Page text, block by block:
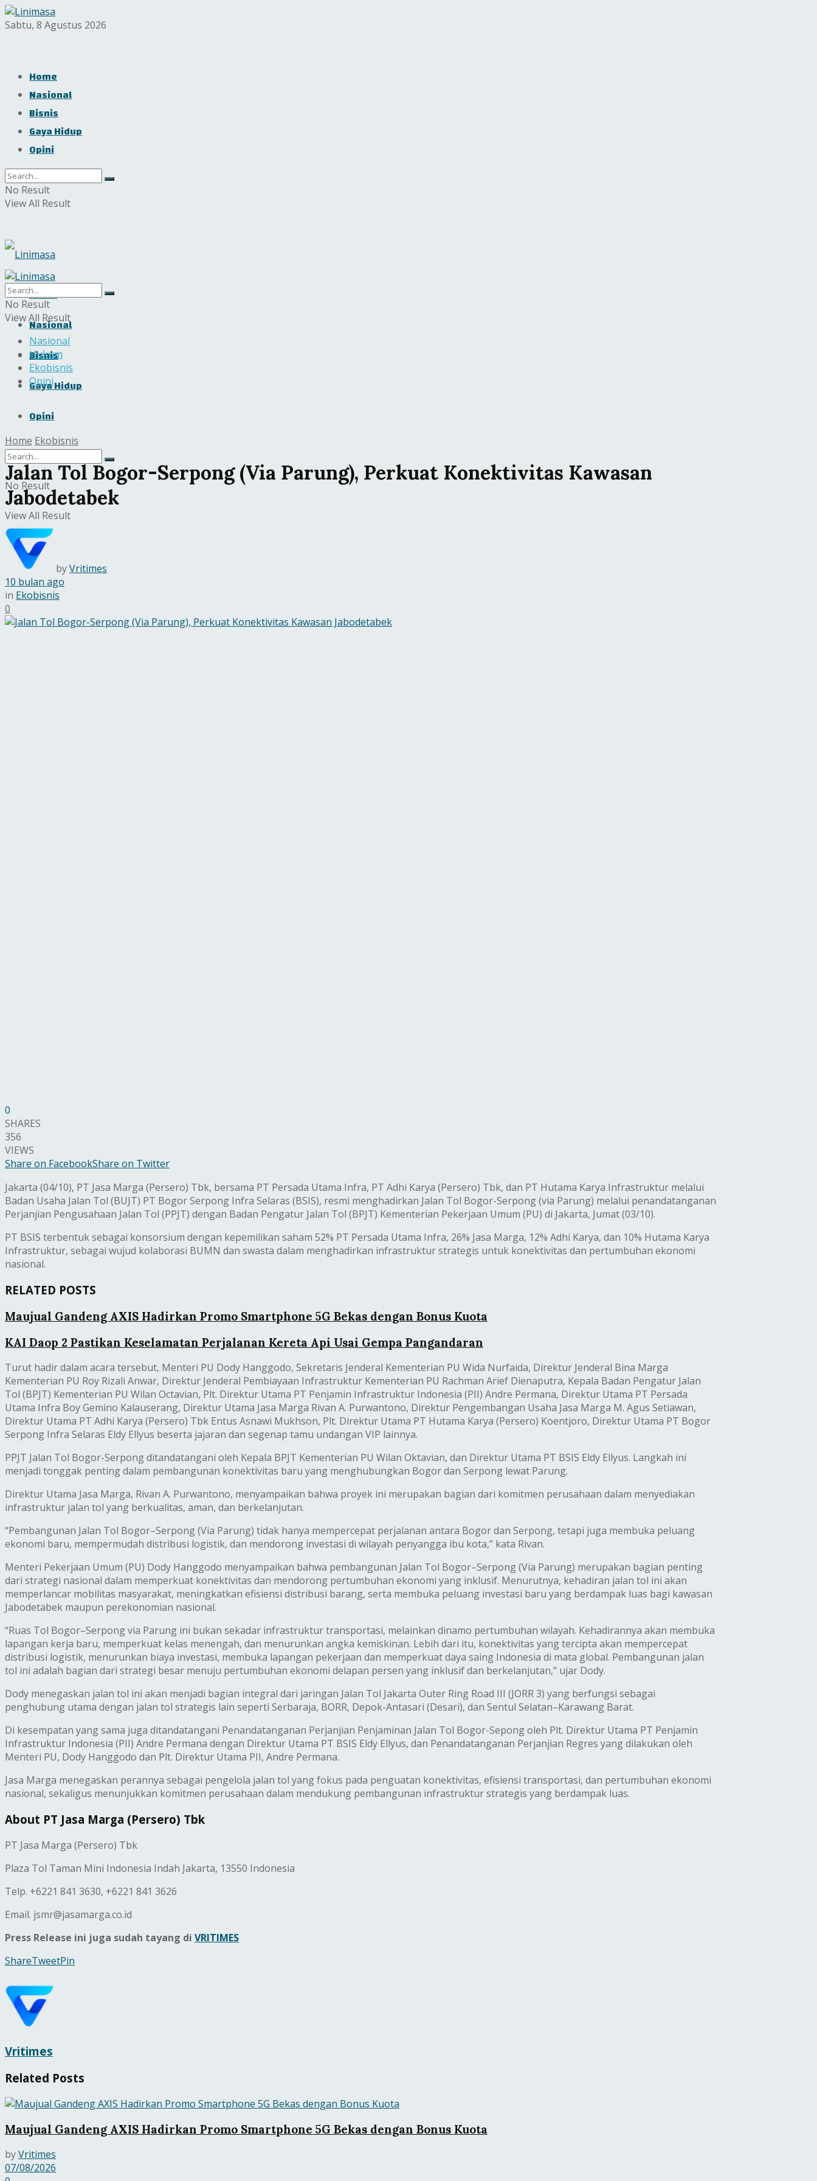
Sabtu, 8 Agustus 2026
Home
Nasional
Bisnis
Gaya Hidup
Opini
No Result
View All Result
Home
Nasional
Bisnis
Gaya Hidup
Opini
No Result
View All Result
No Result
View All Result
Nasional
Hukum
Ekobisnis
Opini
Home Ekobisnis
Jalan Tol Bogor-Serpong (Via Parung), Perkuat Konektivitas Kawasan
Jabodetabek
byVritimes
10 bulan ago
in Ekobisnis
0
0
SHARES
356
VIEWS
Share on FacebookShare on Twitter
Jakarta (04/10), PT Jasa Marga (Persero) Tbk, bersama PT Persada Utama Infra, PT Adhi Karya (Persero) Tbk, dan PT Hutama Karya Infrastruktur melalui
Badan Usaha Jalan Tol (BUJT) PT Bogor Serpong Infra Selaras (BSIS), resmi menghadirkan Jalan Tol Bogor-Serpong (via Parung) melalui penandatanganan
Perjanjian Pengusahaan Jalan Tol (PPJT) dengan Badan Pengatur Jalan Tol (BPJT) Kementerian Pekerjaan Umum (PU) di Jakarta, Jumat (03/10).
PT BSIS terbentuk sebagai konsorsium dengan kepemilikan saham 52% PT Persada Utama Infra, 26% Jasa Marga, 12% Adhi Karya, dan 10% Hutama Karya
Infrastruktur, sebagai wujud kolaborasi BUMN dan swasta dalam menghadirkan infrastruktur strategis untuk konektivitas dan pertumbuhan ekonomi
nasional.
RELATED POSTS
Maujual Gandeng AXIS Hadirkan Promo Smartphone 5G Bekas dengan Bonus Kuota
KAI Daop 2 Pastikan Keselamatan Perjalanan Kereta Api Usai Gempa Pangandaran
Turut hadir dalam acara tersebut, Menteri PU Dody Hanggodo, Sekretaris Jenderal Kementerian PU Wida Nurfaida, Direktur Jenderal Bina Marga
Kementerian PU Roy Rizali Anwar, Direktur Jenderal Pembiayaan Infrastruktur Kementerian PU Rachman Arief Dienaputra, Kepala Badan Pengatur Jalan
Tol (BPJT) Kementerian PU Wilan Octavian, Plt. Direktur Utama PT Penjamin Infrastruktur Indonesia (PII) Andre Permana, Direktur Utama PT Persada
Utama Infra Boy Gemino Kalauserang, Direktur Utama Jasa Marga Rivan A. Purwantono, Direktur Pengembangan Usaha Jasa Marga M. Agus Setiawan,
Direktur Utama PT Adhi Karya (Persero) Tbk Entus Asnawi Mukhson, Plt. Direktur Utama PT Hutama Karya (Persero) Koentjoro, Direktur Utama PT Bogor
Serpong Infra Selaras Eldy Ellyus beserta jajaran dan segenap tamu undangan VIP lainnya.
PPJT Jalan Tol Bogor-Serpong ditandatangani oleh Kepala BPJT Kementerian PU Wilan Oktavian, dan Direktur Utama PT BSIS Eldy Ellyus. Langkah ini
menjadi tonggak penting dalam pembangunan konektivitas baru yang menghubungkan Bogor dan Serpong lewat Parung.
Direktur Utama Jasa Marga, Rivan A. Purwantono, menyampaikan bahwa proyek ini merupakan bagian dari komitmen perusahaan dalam menyediakan
infrastruktur jalan tol yang berkualitas, aman, dan berkelanjutan.
“Pembangunan Jalan Tol Bogor–Serpong (Via Parung) tidak hanya mempercepat perjalanan antara Bogor dan Serpong, tetapi juga membuka peluang
ekonomi baru, mempermudah distribusi logistik, dan mendorong investasi di wilayah penyangga ibu kota,” kata Rivan.
Menteri Pekerjaan Umum (PU) Dody Hanggodo menyampaikan bahwa pembangunan Jalan Tol Bogor–Serpong (Via Parung) merupakan bagian penting
dari strategi nasional dalam memperkuat konektivitas dan mendorong pertumbuhan ekonomi yang inklusif. Menurutnya, kehadiran jalan tol ini akan
memperlancar mobilitas masyarakat, meningkatkan efisiensi distribusi barang, serta membuka peluang investasi baru yang berdampak luas bagi kawasan
Jabodetabek maupun perekonomian nasional.
“Ruas Tol Bogor–Serpong via Parung ini bukan sekadar infrastruktur transportasi, melainkan dinamo pertumbuhan wilayah. Kehadirannya akan membuka
lapangan kerja baru, memperkuat kelas menengah, dan menurunkan angka kemiskinan. Lebih dari itu, konektivitas yang tercipta akan mempercepat
distribusi logistik, menurunkan biaya investasi, membuka lapangan pekerjaan dan memperkuat daya saing Indonesia di mata global. Pembangunan jalan
tol ini adalah bagian dari strategi besar menuju pertumbuhan ekonomi delapan persen yang inklusif dan berkelanjutan,” ujar Dody.
Dody menegaskan jalan tol ini akan menjadi bagian integral dari jaringan Jalan Tol Jakarta Outer Ring Road III (JORR 3) yang berfungsi sebagai
penghubung utama dengan jalan tol strategis lain seperti Serbaraja, BORR, Depok-Antasari (Desari), dan Sentul Selatan–Karawang Barat.
Di kesempatan yang sama juga ditandatangani Penandatanganan Perjanjian Penjaminan Jalan Tol Bogor-Sepong oleh Plt. Direktur Utama PT Penjamin
Infrastruktur Indonesia (PII) Andre Permana dengan Direktur Utama PT BSIS Eldy Ellyus, dan Penandatanganan Perjanjian Regres yang dilakukan oleh
Menteri PU, Dody Hanggodo dan Plt. Direktur Utama PII, Andre Permana.
Jasa Marga menegaskan perannya sebagai pengelola jalan tol yang fokus pada penguatan konektivitas, efisiensi transportasi, dan pertumbuhan ekonomi
nasional, sekaligus menunjukkan komitmen perusahaan dalam mendukung pembangunan infrastruktur strategis yang berdampak luas.
About PT Jasa Marga (Persero) Tbk
PT Jasa Marga (Persero) Tbk
Plaza Tol Taman Mini Indonesia Indah Jakarta, 13550 Indonesia
Telp. +6221 841 3630, +6221 841 3626
Email. jsmr@jasamarga.co.id
Press Release ini juga sudah tayang di VRITIMES
ShareTweetPin
Vritimes
Related Posts
Maujual Gandeng AXIS Hadirkan Promo Smartphone 5G Bekas dengan Bonus Kuota
byVritimes
07/08/2026